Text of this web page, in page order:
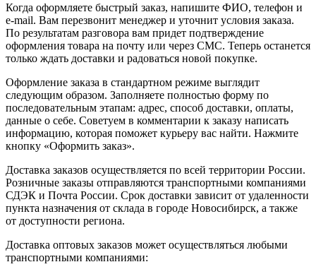
Когда оформляете быстрый заказ, напишите ФИО, телефон и
e-mail. Вам перезвонит менеджер и уточнит условия заказа.
По результатам разговора вам придет подтверждение
оформления товара на почту или через СМС. Теперь останется
только ждать доставки и радоваться новой покупке.
Оформление заказа в стандартном режиме выглядит
следующим образом. Заполняете полностью форму по
последовательным этапам: адрес, способ доставки, оплаты,
данные о себе. Советуем в комментарии к заказу написать
информацию, которая поможет курьеру вас найти. Нажмите
кнопку «Оформить заказ».
Доставка заказов осуществляется по всей территории России.
Розничные заказы отправляются транспортными компаниями
СДЭК и Почта России. Срок доставки зависит от удаленности
пункта назначения от склада в городе Новосибирск, а также
от доступности региона.
Доставка оптовых заказов может осуществляться любыми
транспортными компаниями: